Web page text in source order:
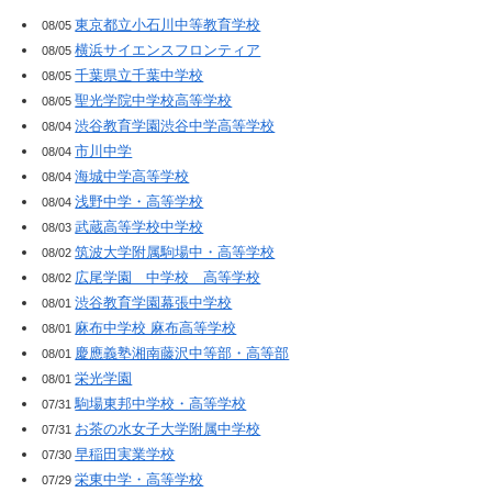
08/05東京都立小石川中等教育学校
08/05横浜サイエンスフロンティア
08/05千葉県立千葉中学校
08/05聖光学院中学校高等学校
08/04渋谷教育学園渋谷中学高等学校
08/04市川中学
08/04海城中学高等学校
08/04浅野中学・高等学校
08/03武蔵高等学校中学校
08/02筑波大学附属駒場中・高等学校
08/02 広尾学園 中学校 高等学校
08/01渋谷教育学園幕張中学校
08/01 麻布中学校 麻布高等学校
08/01 慶應義塾湘南藤沢中等部・高等部
08/01栄光学園
07/31駒場東邦中学校・高等学校
07/31 お茶の水女子大学附属中学校
07/30早稲田実業学校
07/29栄東中学・高等学校